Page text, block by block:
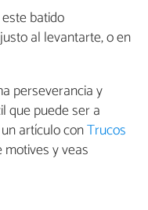
batido
al levantarte, o en
perseverancia y
que puede ser a
artículo conTrucos
y veas